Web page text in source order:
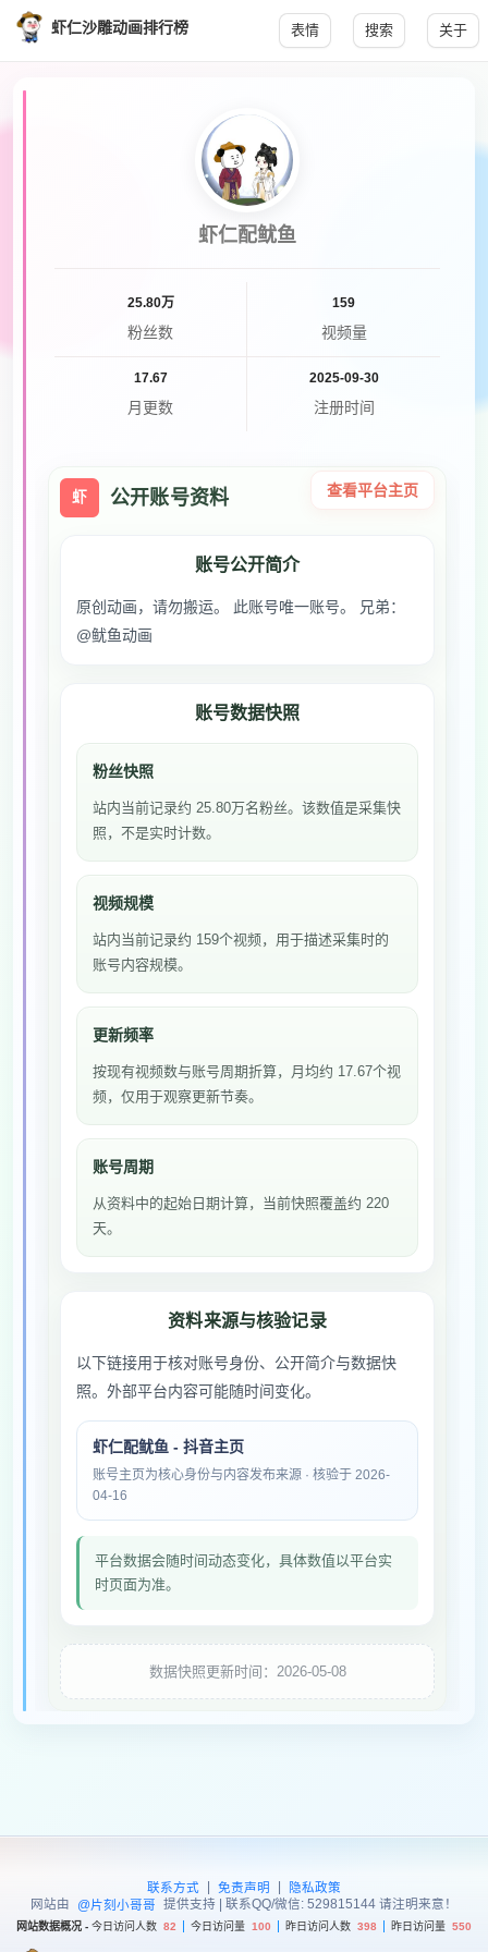
虾仁沙雕动画排行榜 表情 搜索 关于
虾仁配鱿鱼
25.80万
粉丝数
159
视频量
17.67
月更数
2025-09-30
注册时间
虾 公开账号资料 查看平台主页
账号公开简介
原创动画，请勿搬运。 此账号唯一账号。 兄弟：
@鱿鱼动画
账号数据快照
粉丝快照
站内当前记录约 25.80万名粉丝。该数值是采集快
照，不是实时计数。
视频规模
站内当前记录约 159个视频，用于描述采集时的
账号内容规模。
更新频率
按现有视频数与账号周期折算，月均约 17.67个视
频，仅用于观察更新节奏。
账号周期
从资料中的起始日期计算，当前快照覆盖约 220
天。
资料来源与核验记录
以下链接用于核对账号身份、公开简介与数据快
照。外部平台内容可能随时间变化。
虾仁配鱿鱼 - 抖音主页
账号主页为核心身份与内容发布来源 · 核验于 2026-
04-16
平台数据会随时间动态变化，具体数值以平台实
时页面为准。
数据快照更新时间：2026-05-08
联系方式 | 免责声明 |
隐私政策
网站由
@片刻小哥哥 提供支持 | 联系QQ/微信: 529815144 请注明来意！
网站数据概况 - 今日访问人数 82 今日访问量 100 昨日访问人数 398 昨日访问量 550